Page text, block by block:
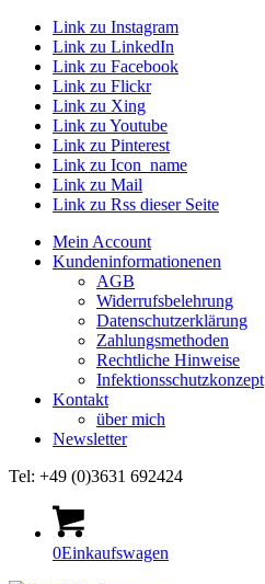
Link zu Instagram
Link zu LinkedIn
Link zu Facebook
Link zu Flickr
Link zu Xing
Link zu Youtube
Link zu Pinterest
Link zu Icon_name
Link zu Mail
Link zu Rss dieser Seite
Mein Account
Kundeninformationenen
AGB
Widerrufsbelehrung
Datenschutzerklärung
Zahlungsmethoden
Rechtliche Hinweise
Infektionsschutzkonzept
Kontakt
über mich
Newsletter
Tel: +49 (0)3631 692424
0Einkaufswagen